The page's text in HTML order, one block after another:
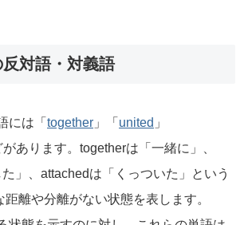
反対語・対義語
には「 together 」「 united 」
があります。togetherは「一緒に」、
」、attachedは「くっついた」という
離や分離がない状態を表します。